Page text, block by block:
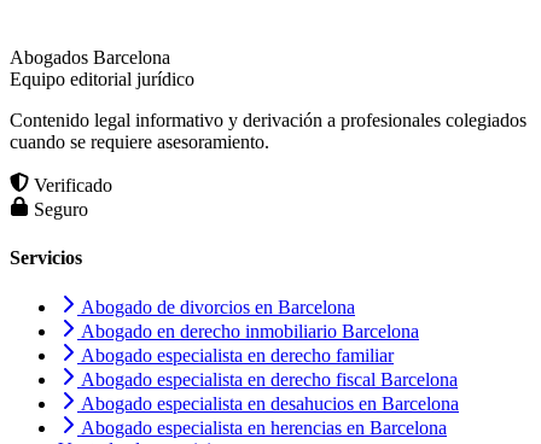
Abogados Barcelona
Equipo editorial jurídico
Contenido legal informativo y derivación a profesionales colegiados
cuando se requiere asesoramiento.
Verificado
Seguro
Servicios
Abogado de divorcios en Barcelona
Abogado en derecho inmobiliario Barcelona
Abogado especialista en derecho familiar
Abogado especialista en derecho fiscal Barcelona
Abogado especialista en desahucios en Barcelona
Abogado especialista en herencias en Barcelona